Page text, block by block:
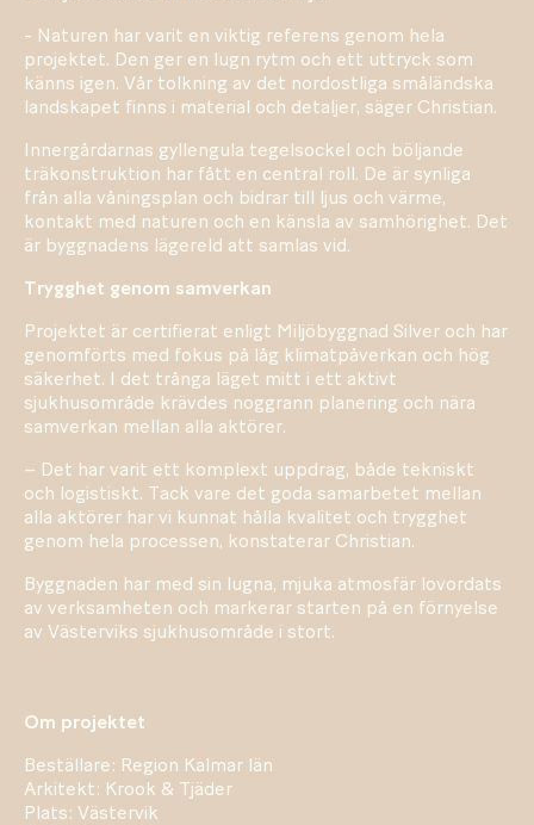
- Naturen har varit en viktig referens genom hela
projektet. Den ger en lugn rytm och ett uttryck som
känns igen. Vår tolkning av det nordostliga småländska
landskapet finns i material och detaljer, säger Christian.
Innergårdarnas gyllengula tegelsockel och böljande
träkonstruktion har fått en central roll. De är synliga
från alla våningsplan och bidrar till ljus och värme,
kontakt med naturen och en känsla av samhörighet. Det
är byggnadens lägereld att samlas vid.
Trygghet genom samverkan
Projektet är certifierat enligt Miljöbyggnad Silver och har
genomförts med fokus på låg klimatpåverkan och hög
säkerhet. I det trånga läget mitt i ett aktivt
sjukhusområde krävdes noggrann planering och nära
samverkan mellan alla aktörer.
– Det har varit ett komplext uppdrag, både tekniskt
och logistiskt. Tack vare det goda samarbetet mellan
alla aktörer har vi kunnat hålla kvalitet och trygghet
genom hela processen, konstaterar Christian.
Byggnaden har med sin lugna, mjuka atmosfär lovordats
av verksamheten och markerar starten på en förnyelse
av Västerviks sjukhusområde i stort.
Om projektet
Beställare: Region Kalmar län
Arkitekt: Krook & Tjäder
Plats: Västervik